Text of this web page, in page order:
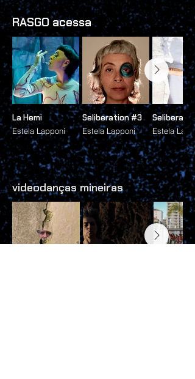
RASGO acessa
La Hemi
Estela Lapponi
Seliberation #3
Estela Lapponi Estela
videodanças mineiras